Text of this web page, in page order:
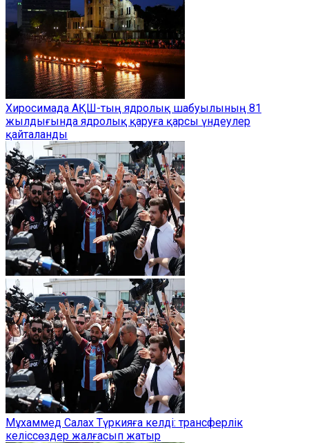
Хиросимада АҚШ-тың ядролық шабуылының 81
жылдығында ядролық қаруға қарсы үндеулер
қайталанды
Мұхаммед Салах Түркияға келді: трансферлік
келіссөздер жалғасып жатыр